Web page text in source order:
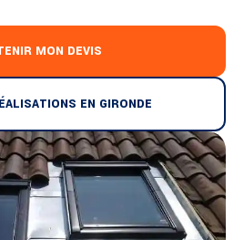
MON DEVIS
EN GIRONDE